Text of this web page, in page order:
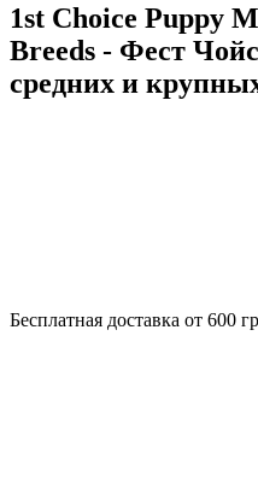
1st Choice Puppy
Breeds - Фест
средних и
Бесплатная доставка от 600